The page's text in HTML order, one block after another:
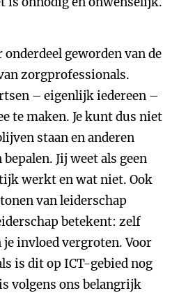
geworden van de
zorgprofessionals.
– eigenlijk iedereen –
te maken. Je kunt dus niet
staan en anderen
Jij weet als geen
werkt en wat niet. Ook
van leiderschap
betekent: zelf
invloed vergroten. Voor
is dit op ICT-gebied nog
volgens ons belangrijk